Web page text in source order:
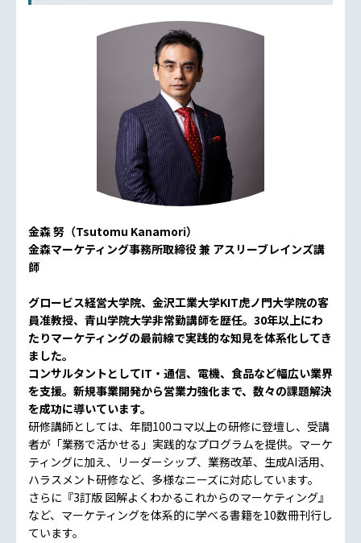
金森 努（Tsutomu Kanamori）
金森マーケティング事務所取締役 兼 アスリーブレインズ講
師
グロービス経営大学院、金沢工業大学KIT虎ノ門大学院の客
員准教授、青山学院大学非常勤講師を歴任。30年以上にわ
たりマーケティングの最前線で実践的な知見を体系化してき
ました。
コンサルタントとしてIT・通信、電機、食品など幅広い業界
を支援。新規事業開発から営業力強化まで、数々の課題解決
を成功に導いています。
研修講師としては、年間100コマ以上の研修に登壇し、受講
者が「業務で活かせる」実践的なプログラムを提供。マーケ
ティングに加え、リーダーシップ、業務改革、生成AI活用、
ハラスメント研修など、多様なニーズに対応しています。
さらに『3訂版 図解よくわかるこれからのマーケティング』
など、マーケティングを体系的に学べる書籍を10数冊刊行し
ています。